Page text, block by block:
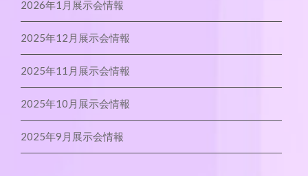
2026年1月展示会情報
2025年12月展示会情報
2025年11月展示会情報
2025年10月展示会情報
2025年9月展示会情報